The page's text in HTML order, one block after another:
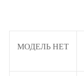
МОДЕЛЬ НЕТ